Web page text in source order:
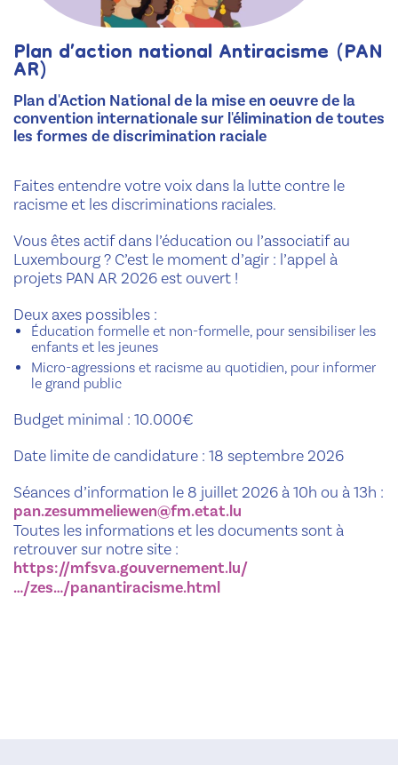
Plan d’action national Antiracisme (PAN
AR)
Plan d'Action National de la mise en oeuvre de la
convention internationale sur l'élimination de toutes
les formes de discrimination raciale
Faites entendre votre voix dans la lutte contre le
racisme et les discriminations raciales.
Vous êtes actif dans l’éducation ou l’associatif au
Luxembourg ? C’est le moment d’agir : l’appel à
projets PAN AR 2026 est ouvert !
Deux axes possibles :
Éducation formelle et non-formelle, pour sensibiliser les
enfants et les jeunes
Micro-agressions et racisme au quotidien, pour informer
le grand public
Budget minimal : 10.000€
Date limite de candidature : 18 septembre 2026
Séances d’information le 8 juillet 2026 à 10h ou à 13h :
pan.zesummeliewen@fm.etat.lu
Toutes les informations et les documents sont à
retrouver sur notre site :
https://mfsva.gouvernement.lu/
…/zes…/panantiracisme.html